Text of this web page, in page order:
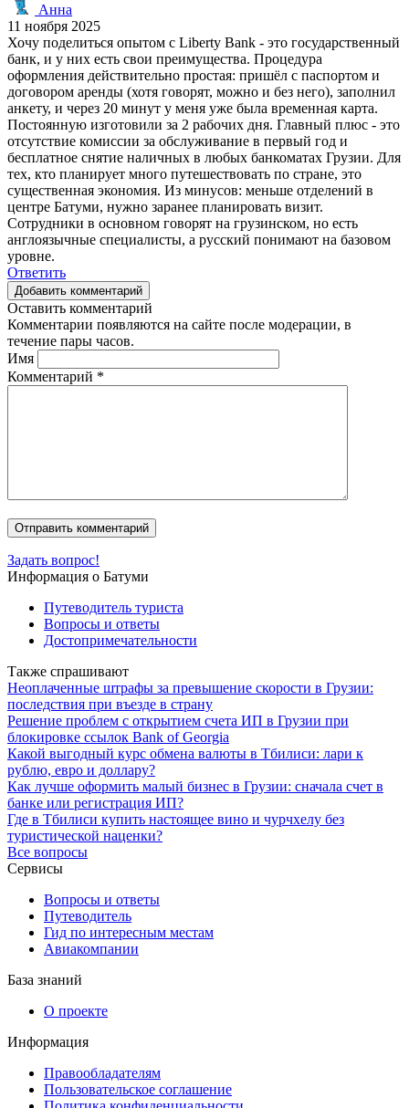
Анна
11 ноября 2025
Хочу поделиться опытом с Liberty Bank - это государственный
банк, и у них есть свои преимущества. Процедура
оформления действительно простая: пришёл с паспортом и
договором аренды (хотя говорят, можно и без него), заполнил
анкету, и через 20 минут у меня уже была временная карта.
Постоянную изготовили за 2 рабочих дня. Главный плюс - это
отсутствие комиссии за обслуживание в первый год и
бесплатное снятие наличных в любых банкоматах Грузии. Для
тех, кто планирует много путешествовать по стране, это
существенная экономия. Из минусов: меньше отделений в
центре Батуми, нужно заранее планировать визит.
Сотрудники в основном говорят на грузинском, но есть
англоязычные специалисты, а русский понимают на базовом
уровне.
Ответить
Добавить комментарий
Оставить комментарий
Комментарии появляются на сайте после модерации, в
течение пары часов.
Имя
Комментарий *
Задать вопрос!
Информация о Батуми
Путеводитель туриста
Вопросы и ответы
Достопримечательности
Также спрашивают
Неоплаченные штрафы за превышение скорости в Грузии:
последствия при въезде в страну
Решение проблем с открытием счета ИП в Грузии при
блокировке ссылок Bank of Georgia
Какой выгодный курс обмена валюты в Тбилиси: лари к
рублю, евро и доллару?
Как лучше оформить малый бизнес в Грузии: сначала счет в
банке или регистрация ИП?
Где в Тбилиси купить настоящее вино и чурчхелу без
туристической наценки?
Все вопросы
Сервисы
Вопросы и ответы
Путеводитель
Гид по интересным местам
Авиакомпании
База знаний
О проекте
Информация
Правообладателям
Пользовательское соглашение